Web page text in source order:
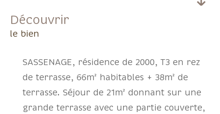
découvrir
le bien
SASSENAGE, résidence de 2000, T3 en rez
de terrasse, 66m² habitables + 38m² de
terrasse. Séjour de 21m² donnant sur une
grande terrasse avec une partie couverte,